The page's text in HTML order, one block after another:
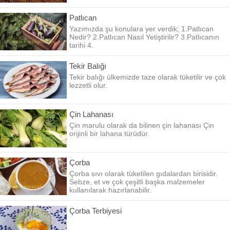
Patlıcan
Yazımızda şu konulara yer verdik; 1.Patlıcan
Nedir? 2.Patlıcan Nasıl Yetiştirilir? 3.Patlıcanın
tarihi 4.
Tekir Balığı
Tekir balığı ülkemizde taze olarak tüketilir ve çok
lezzetli olur.
Çin Lahanası
Çin marulu olarak da bilinen çin lahanası Çin
orijinli bir lahana türüdür.
Çorba
Çorba sıvı olarak tüketilen gıdalardan birisidir.
Sebze, et ve çok çeşitli başka malzemeler
kullanılarak hazırlanabilir.
Çorba Terbiyesi